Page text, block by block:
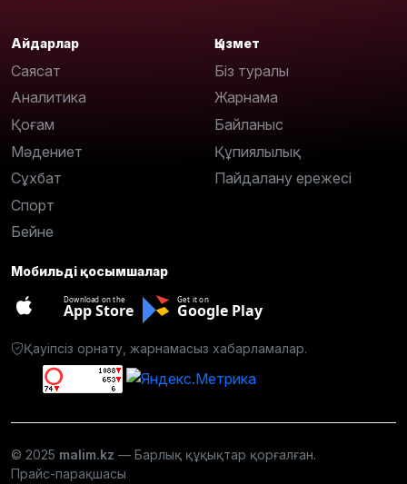
Айдарлар
Саясат
Аналитика
Қоғам
Мәдениет
Сұхбат
Спорт
Бейне
Қызмет
Біз туралы
Жарнама
Байланыс
Құпиялылық
Пайдалану ережесі
Мобильді қосымшалар
Download on the
App Store
Get it on
Google Play
Қауіпсіз орнату, жарнамасыз хабарламалар.
© 2025 malim.kz — Барлық құқықтар қорғалған.
Прайс-парақшасы